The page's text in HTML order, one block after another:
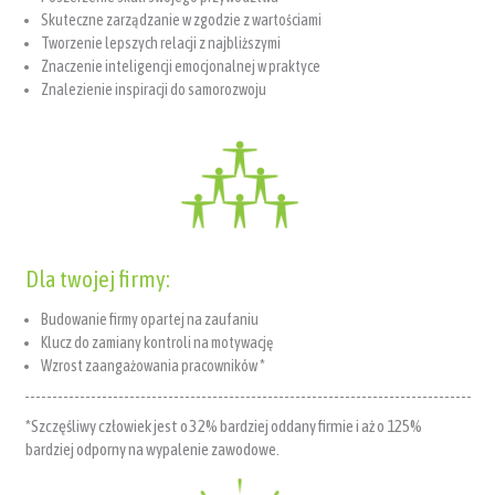
Skuteczne zarządzanie w zgodzie z wartościami
Tworzenie lepszych relacji z najbliższymi
Znaczenie inteligencji emocjonalnej w praktyce
Znalezienie inspiracji do samorozwoju
Dla twojej firmy:
Budowanie firmy opartej na zaufaniu
Klucz do zamiany kontroli na motywację
Wzrost zaangażowania pracowników *
*Szczęśliwy człowiek jest o 32% bardziej oddany firmie i aż o 125%
bardziej odporny na wypalenie zawodowe.